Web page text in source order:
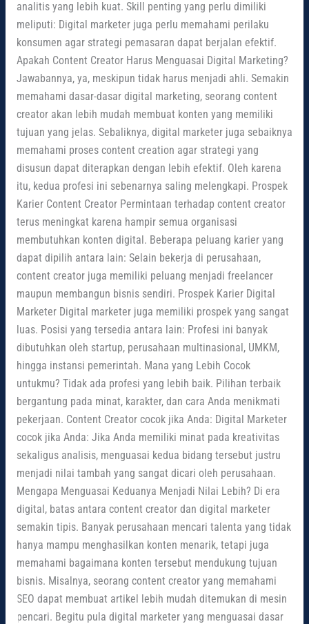
analitis yang lebih kuat. Skill penting yang perlu dimiliki
meliputi: Digital marketer juga perlu memahami perilaku
konsumen agar strategi pemasaran dapat berjalan efektif.
Apakah Content Creator Harus Menguasai Digital Marketing?
Jawabannya, ya, meskipun tidak harus menjadi ahli. Semakin
memahami dasar-dasar digital marketing, seorang content
creator akan lebih mudah membuat konten yang memiliki
tujuan yang jelas. Sebaliknya, digital marketer juga sebaiknya
memahami proses content creation agar strategi yang
disusun dapat diterapkan dengan lebih efektif. Oleh karena
itu, kedua profesi ini sebenarnya saling melengkapi. Prospek
Karier Content Creator Permintaan terhadap content creator
terus meningkat karena hampir semua organisasi
membutuhkan konten digital. Beberapa peluang karier yang
dapat dipilih antara lain: Selain bekerja di perusahaan,
content creator juga memiliki peluang menjadi freelancer
maupun membangun bisnis sendiri. Prospek Karier Digital
Marketer Digital marketer juga memiliki prospek yang sangat
luas. Posisi yang tersedia antara lain: Profesi ini banyak
dibutuhkan oleh startup, perusahaan multinasional, UMKM,
hingga instansi pemerintah. Mana yang Lebih Cocok
untukmu? Tidak ada profesi yang lebih baik. Pilihan terbaik
bergantung pada minat, karakter, dan cara Anda menikmati
pekerjaan. Content Creator cocok jika Anda: Digital Marketer
cocok jika Anda: Jika Anda memiliki minat pada kreativitas
sekaligus analisis, menguasai kedua bidang tersebut justru
menjadi nilai tambah yang sangat dicari oleh perusahaan.
Mengapa Menguasai Keduanya Menjadi Nilai Lebih? Di era
digital, batas antara content creator dan digital marketer
semakin tipis. Banyak perusahaan mencari talenta yang tidak
hanya mampu menghasilkan konten menarik, tetapi juga
memahami bagaimana konten tersebut mendukung tujuan
bisnis. Misalnya, seorang content creator yang memahami
SEO dapat membuat artikel lebih mudah ditemukan di mesin
pencari. Begitu pula digital marketer yang menguasai dasar